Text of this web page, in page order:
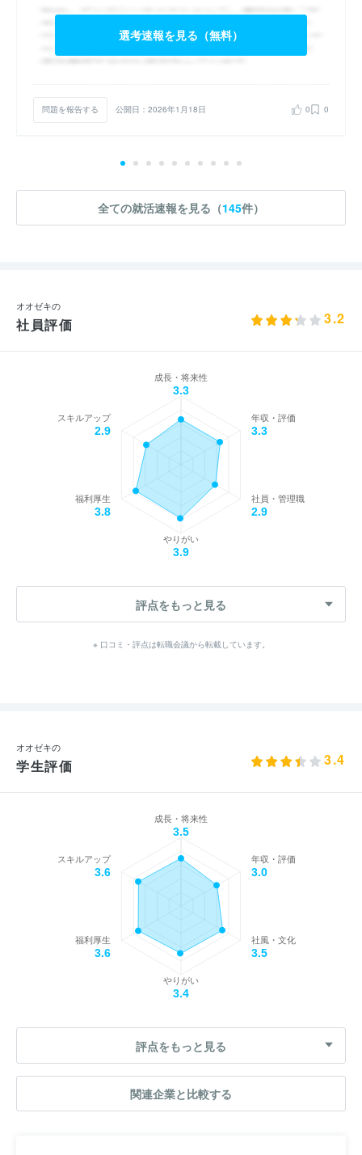
選考速報を見る（無料）
問題を報告する 公開日：2026年1月18日 0 0
全ての就活速報を見る（145件）
オオゼキの
社員評価 3.2
成長・将来性
3.3
年収・評価
3.3
社員・管理職
2.9
やりがい
3.9
福利厚生
3.8
スキルアップ
2.9
評点をもっと見る
※ 口コミ・評点は転職会議から転載しています。
オオゼキの
学生評価 3.4
成長・将来性
3.5
年収・評価
3.0
社風・文化
3.5
やりがい
3.4
福利厚生
3.6
スキルアップ
3.6
評点をもっと見る
関連企業と比較する